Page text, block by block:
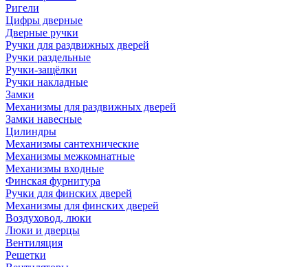
Ригели
Цифры дверные
Дверные ручки
Ручки для раздвижных дверей
Ручки раздельные
Ручки-защёлки
Ручки накладные
Замки
Механизмы для раздвижных дверей
Замки навесные
Цилиндры
Механизмы сантехнические
Механизмы межкомнатные
Механизмы входные
Финская фурнитура
Ручки для финских дверей
Механизмы для финских дверей
Воздуховод, люки
Люки и дверцы
Вентиляция
Решетки